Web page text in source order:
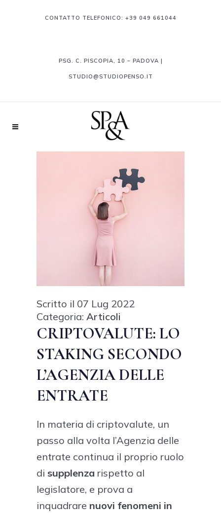
CONTATTO TELEFONICO: +39 049 661044
PSG. C. PISCOPIA, 10 – PADOVA |
STUDIO@STUDIOPENSO.IT
Scritto il 07 Lug 2022
Categoria: Articoli
CRIPTOVALUTE: LO
STAKING SECONDO
L’AGENZIA DELLE
ENTRATE
In materia di criptovalute, un
passo alla volta l’Agenzia delle
entrate continua il proprio ruolo
di supplenza rispetto al
legislatore, e prova a
inquadrare nuovi fenomeni in